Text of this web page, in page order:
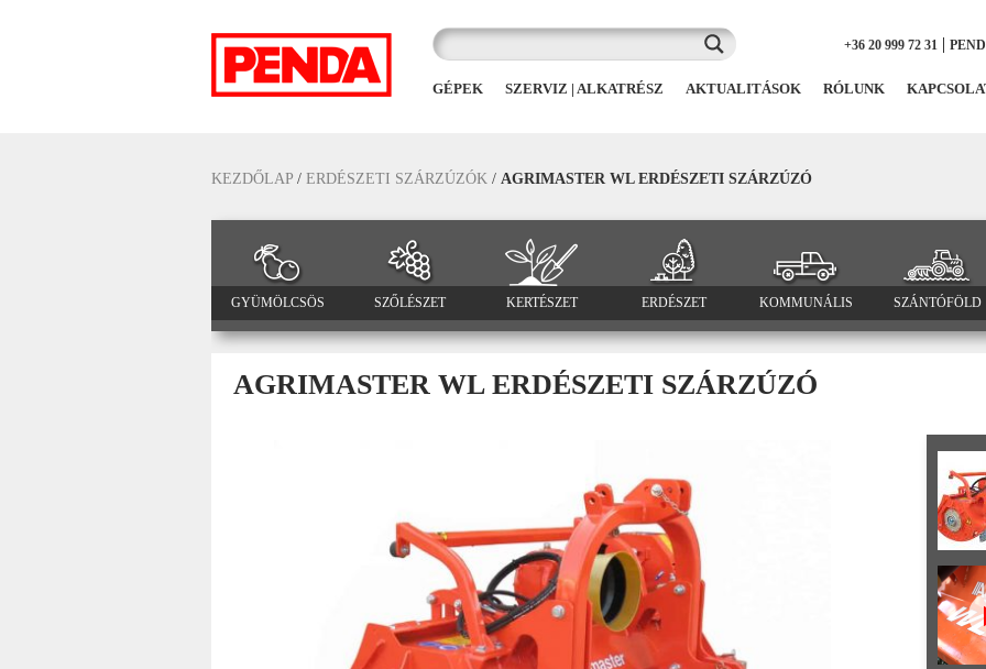
+36 20 999 72 31 |
GÉPEK SZERVIZ | ALKATRÉSZ AKTUALITÁSOK RÓLUNK
KEZDŐLAP / ERDÉSZETI SZÁRZÚZÓK / AGRIMASTER WL ERDÉSZETI SZÁRZÚZÓ
GYÜMÖLCSÖS SZŐLÉSZET KERTÉSZET ERDÉSZET KOMMUNÁLIS SZÁNTÓFÖLD
AGRIMASTER WL ERDÉSZETI SZÁRZÚZÓ